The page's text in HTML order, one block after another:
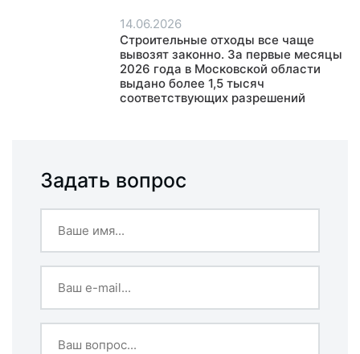
14.06.2026
Строительные отходы все чаще
вывозят законно. За первые месяцы
2026 года в Московской области
выдано более 1,5 тысяч
соответствующих разрешений
Задать вопрос